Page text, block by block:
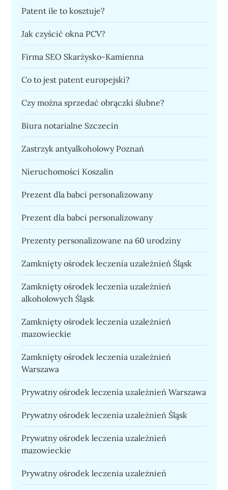
Patent ile to kosztuje?
Jak czyścić okna PCV?
Firma SEO Skarżysko-Kamienna
Co to jest patent europejski?
Czy można sprzedać obrączki ślubne?
Biura notarialne Szczecin
Zastrzyk antyalkoholowy Poznań
Nieruchomości Koszalin
Prezent dla babci personalizowany
Prezent dla babci personalizowany
Prezenty personalizowane na 60 urodziny
Zamknięty ośrodek leczenia uzależnień Śląsk
Zamknięty ośrodek leczenia uzależnień
alkoholowych Śląsk
Zamknięty ośrodek leczenia uzależnień
mazowieckie
Zamknięty ośrodek leczenia uzależnień
Warszawa
Prywatny ośrodek leczenia uzależnień Warszawa
Prywatny ośrodek leczenia uzależnień Śląsk
Prywatny ośrodek leczenia uzależnień
mazowieckie
Prywatny ośrodek leczenia uzależnień